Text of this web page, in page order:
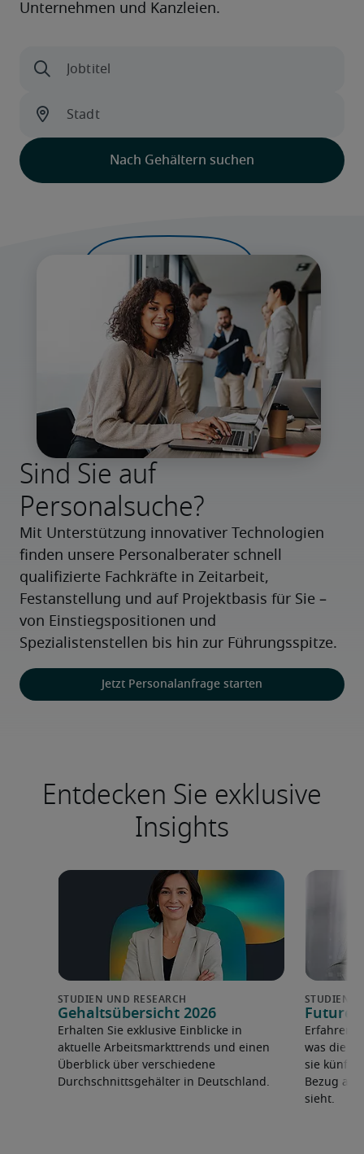
Sind Sie auf
Personalsuche?
Mit Unterstützung innovativer Technologien
finden unsere Personalberater schnell
qualifizierte Fachkräfte in Zeitarbeit,
Festanstellung und auf Projektbasis für Sie –
von Einstiegspositionen und
Spezialistenstellen bis hin zur Führungsspitze.
Jetzt Personalanfrage starten
Entdecken Sie exklusive
Insights
Gehaltsübersicht 2026
Erhalten Sie exklusive Einblicke in
aktuelle Arbeitsmarkttrends und einen
Überblick über verschiedene
Durchschnittsgehälter in Deutschland.
Future
Erfahren
was die
sie
Bezug
sieht.